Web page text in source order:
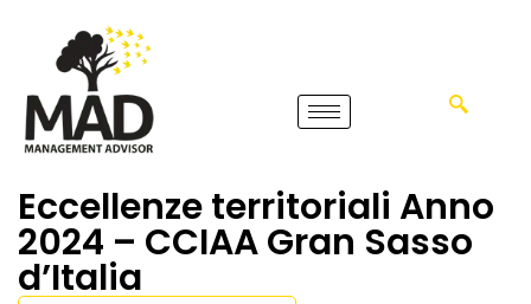
Eccellenze territoriali Anno
2024 – CCIAA Gran Sasso
d’Italia